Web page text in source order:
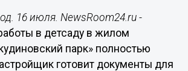
16 июля. NewsRoom24.ru -
в детсаду в жилом
парк» полностью
готовит документы для